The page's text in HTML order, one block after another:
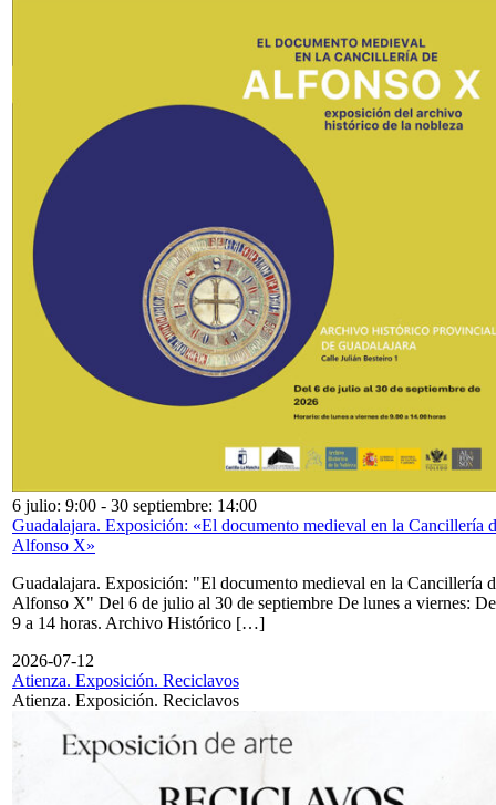
6 julio: 9:00 - 30 septiembre: 14:00
Guadalajara. Exposición: «El documento medieval en la Cancillería
Alfonso X»
Guadalajara. Exposición: "El documento medieval en la Cancillería
Alfonso X" Del 6 de julio al 30 de septiembre De lunes a viernes: De
9 a 14 horas. Archivo Histórico […]
2026-07-12
Atienza. Exposición. Reciclavos
Atienza. Exposición. Reciclavos